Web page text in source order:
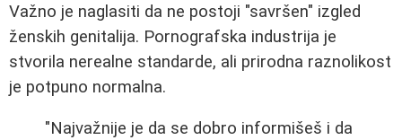
Važno je naglasiti da ne postoji "savršen" izgled
ženskih genitalija. Pornografska industrija je
stvorila nerealne standarde, ali prirodna raznolikost
je potpuno normalna.
"Najvažnije je da se dobro informišeš i da